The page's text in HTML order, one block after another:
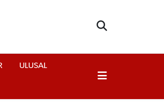
ULUSAL